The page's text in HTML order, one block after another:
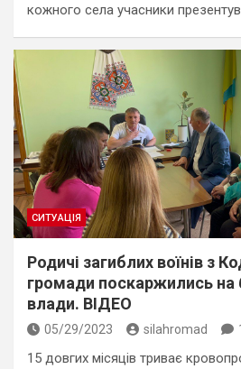
кожного села учасники
СИТУАЦІЯ
Родичі загиблих воїнів з
громади поскаржились на
влади. ВІДЕО
05/29/2023 silahromad
15 довгих місяців триває